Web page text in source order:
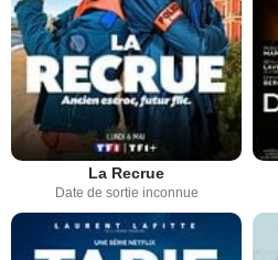
La Recrue
Date de sortie inconnue